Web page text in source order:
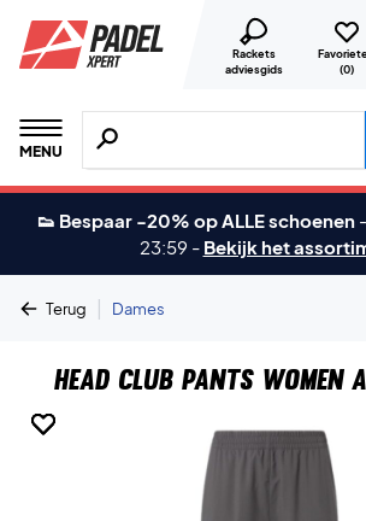
Rackets
adviesgids
(0)
MENU
Zoeken naar producten,
👟 Bespaar -20% op ALLE schoenen -
23:59 - Bekijk het
Terug | Dames
Head Club Pants